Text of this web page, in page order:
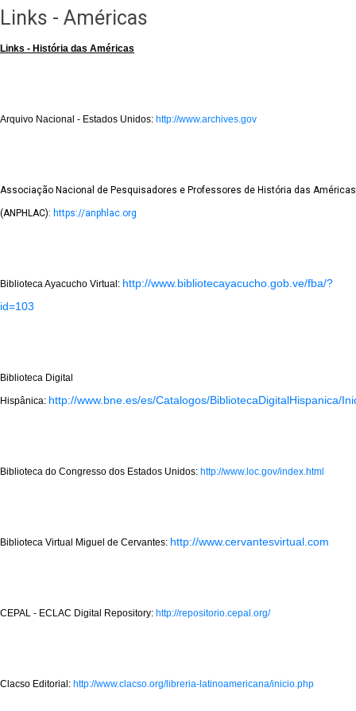
Links - Américas
Links - História das Américas
Arquivo Nacional - Estados Unidos: http://www.archives.gov
Associação Nacional de Pesquisadores e Professores de História das Américas
(ANPHLAC): https://anphlac.org
Biblioteca Ayacucho Virtual: http://www.bibliotecayacucho.gob.ve/fba/?
id=103
Biblioteca Digital
Hispânica: http://www.bne.es/es/Catalogos/BibliotecaDigitalHispanica/
Biblioteca do Congresso dos Estados Unidos: http://www.loc.gov/index.html
Biblioteca Virtual Miguel de Cervantes: http://www.cervantesvirtual.com
CEPAL - ECLAC Digital Repository: http://repositorio.cepal.org/
Clacso Editorial: http://www.clacso.org/libreria-latinoamericana/inicio.php